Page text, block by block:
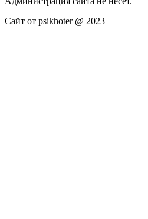
Сайт от psikhoter @ 2023